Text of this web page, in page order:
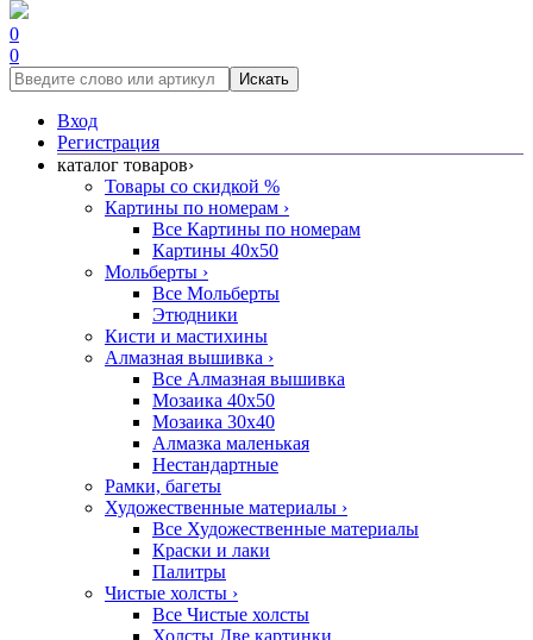
0
0
Искать
Вход
Регистрация
каталог товаров›
Товары со скидкой %
Картины по номерам ›
Все Картины по номерам
Картины 40x50
Мольберты ›
Все Мольберты
Этюдники
Кисти и мастихины
Алмазная вышивка ›
Все Алмазная вышивка
Мозаика 40x50
Мозаика 30x40
Алмазка маленькая
Нестандартные
Рамки, багеты
Художественные материалы ›
Все Художественные материалы
Краски и лаки
Палитры
Чистые холсты ›
Все Чистые холсты
Холсты Две картинки